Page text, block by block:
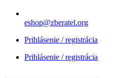
eshop@zberatel.org
Prihlásenie / registrácia
Prihlásenie / registrácia